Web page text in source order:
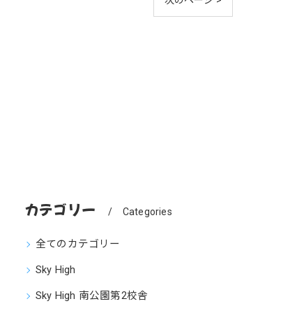
カテゴリー Categories
全てのカテゴリー
Sky High
Sky High 南公園第2校舎